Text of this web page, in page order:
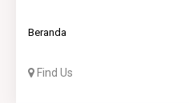
Beranda
Find Us